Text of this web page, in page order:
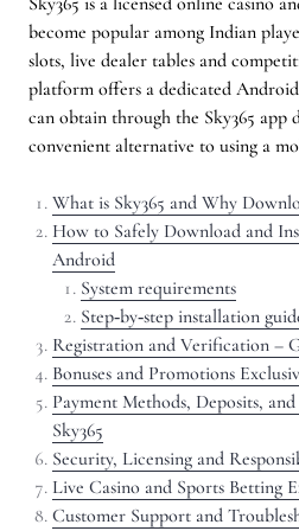
become popular among Indian
slots, live dealer tables and
platform offers a dedicated
can obtain through the Sky365 app
convenient alternative to using a
What is Sky365 and Why
How to Safely Download and
Android
System requirements
Step‑by‑step installation
Registration and Verification –
Bonuses and Promotions
Payment Methods, Deposits,
Sky365
Security, Licensing and
Live Casino and Sports Betting
Customer Support and